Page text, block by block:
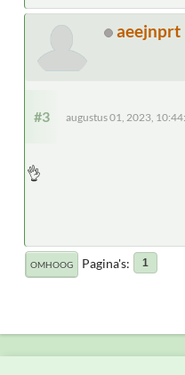
aeejnprt
#3 augustus 01, 2023,
👌
OMHOOG Pagina's 1